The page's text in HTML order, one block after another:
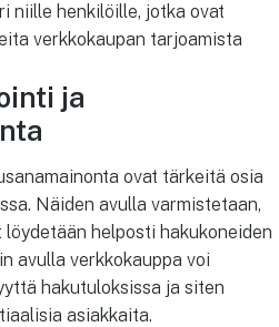
niille henkilöille, jotka ovat
verkkokaupan tarjoamista
ja
ovat tärkeitä osia
Näiden avulla varmistetaan,
helposti hakukoneiden
avulla verkkokauppa voi
hakutuloksissa ja siten
asiakkaita.